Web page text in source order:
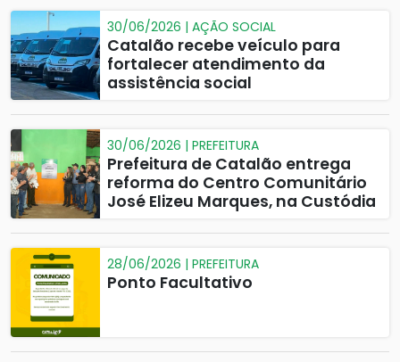
30/06/2026 | AÇÃO SOCIAL
Catalão recebe veículo para
fortalecer atendimento da
assistência social
30/06/2026 | PREFEITURA
Prefeitura de Catalão entrega
reforma do Centro Comunitário
José Elizeu Marques, na Custódia
28/06/2026 | PREFEITURA
Ponto Facultativo